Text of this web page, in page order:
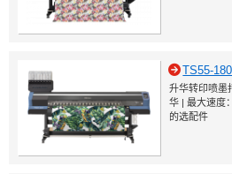
TS55-
升华转印喷墨
华 | 最大速度
的选配件